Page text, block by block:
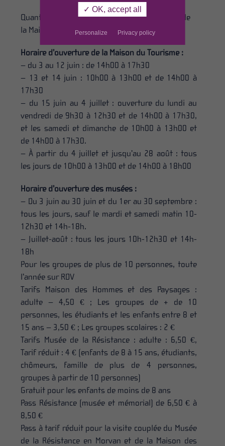
Quant aux horaires et informations pratiques de
la Maison du Tourisme ou des musées
Horaire d’ouverture de la Maison du Tourisme :
– du 3 au 12 juin : de 14h00 à 17h30
– 13 et 14 juin : 10h00 à 13h00 et de 14h00 à
17h30
– du 15 juin au 4 juillet : ouverture du lundi au
vendredi de 9h30 à 12h30 et de 14h00 à 17h30,
et les samedi et dimanche de 10h00 à 13h00 et
de 14h00 à 17h30.
– À partir du 4 juillet et jusqu’au 28 août: tous
les jours de 10h00 à 13h00 et de 14h00 à 18h00
Horaire d’ouverture des musées :
– Du 3 juin au 30 juin et du 1er au 30 septembre :
tous les jours, sauf le mardi et samedi matin 10-
12h30 et 14h-18h.
– Juillet-août : tous les jours 10h-12h30 et 14h-
18h
Pour les groupes de plus de 10 personnes, toute
l’année sur RDV
Tarifs Maison des Hommes et des Paysages :
adulte – 4,50 € ; Les groupes de + de 10
personnes, les étudiants et les enfants entre 8 et
15 ans – 3,50 € ; Les groupes scolaires : 2 €
Tarifs Musée de la Résistance : adulte : 6,50 €,
Tarif réduit : 4 € (enfants de 8 à 15 ans, étudiants,
chômeurs, famille de plus de 4 personnes,
groupes à partir de 10 personnes)
Gratuit pour les enfants de moins de 8 ans
Pass Résistance (musée et mémorial) de 6,50 € à
8,50 €
Pass à tarif réduit pour la visite couplée du Musée
de la Résistance en Morvan et de la Maison des
✓ OK, accept all
Personalize Privacy policy